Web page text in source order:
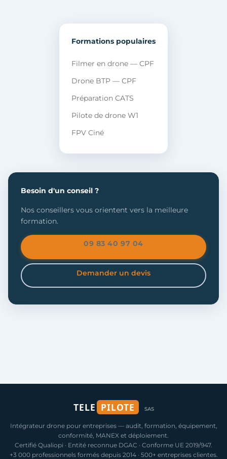
Formations populaires
Filmer en drone — CPF
Drone BTP — CPF
Préparation CATS
Pilote de drone W1
FPV Ciné
Besoin d'un conseil ?
Nos conseillers vous orientent vers la meilleure
formation.
09 83 40 97 04
Demander un devis
TELE PILOTE SAS
Intégrateur drone pour entreprises — audit, formation, équipement,
conformité, MANEX et déploiement.
Certifié Qualiopi · Entité reconnue DGAC · Conforme UE 2019/947.
+3 000 professionnels formés depuis 2014 · 500+ entreprises clientes.